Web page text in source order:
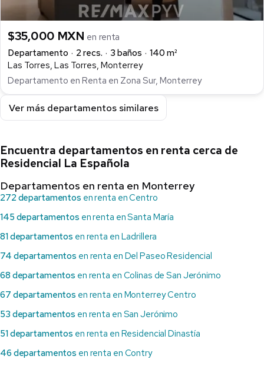
$35,000 MXN en renta
Departamento
2 recs. 3 baños
140 m²
Las Torres, Las Torres, Monterrey
Departamento en Renta en Zona Sur, Monterrey
Ver más departamentos similares
Encuentra departamentos en renta cerca de
Residencial La Española
Departamentos en renta en Monterrey
272 departamentos en renta en Centro
145 departamentos en renta en Santa María
81 departamentos en renta en Ladrillera
74 departamentos en renta en Del Paseo Residencial
68 departamentos en renta en Colinas de San Jerónimo
67 departamentos en renta en Monterrey Centro
53 departamentos en renta en San Jerónimo
51 departamentos en renta en Residencial Dinastía
46 departamentos en renta en Contry